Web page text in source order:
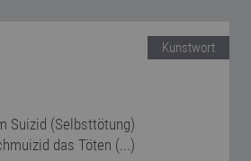
Kunstwort
Suizid (Selbsttötung)
das Töten (...)